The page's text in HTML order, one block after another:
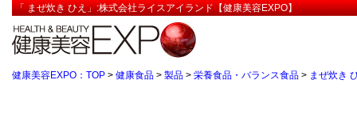
「 まぜ炊き ひえ」:株式会社ライスアイランド【健康美容EXPO】
健康美容EXPO：TOP > 健康食品 > 製品 > 栄養食品・バランス食品 > まぜ炊き